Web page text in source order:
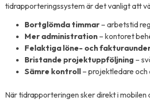
tidrapporteringssystem är det vanligt att
Bortglömda timmar – arbetstid
Mer administration – kontoret
Felaktiga löne- och
Bristande projektuppföljning –
Sämre kontroll – projektledare
När tidrapporteringen sker direkt i